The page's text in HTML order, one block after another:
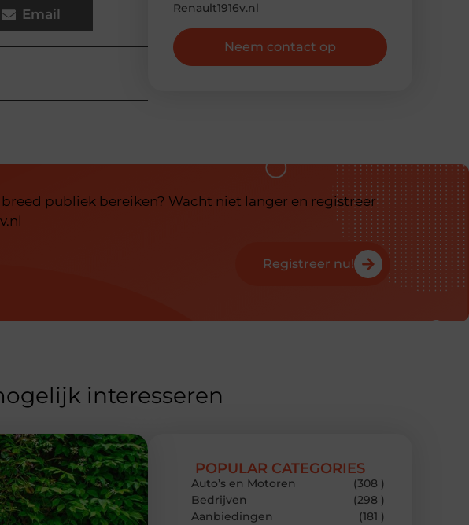
Email
Renault1916v.nl
Neem contact op
publiek bereiken? Wacht niet langer en registreer
Registreer nu!
interesseren
POPULAR CATEGORIES
Auto’s en Motoren
(308 )
Bedrijven
(298 )
Aanbiedingen
(181 )